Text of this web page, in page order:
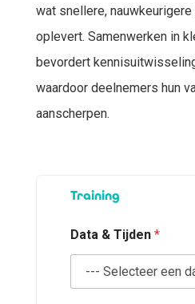
wat snellere,
oplevert. Samenwerken in
bevordert
waardoor deelnemers hun
aanscherpen.
T
j
e
T
Training
Data & Tijden *